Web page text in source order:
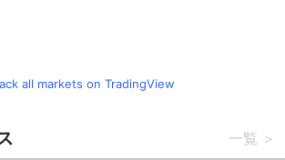
all markets on TradingView
一覧